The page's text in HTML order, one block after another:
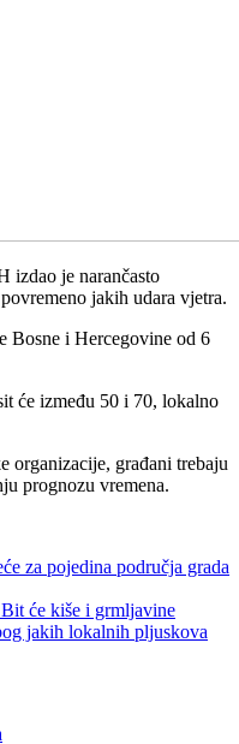
izdao je narančasto
jakih udara vjetra.
Bosne i Hercegovine od 6
će između 50 i 70, lokalno
organizacije, građani trebaju
prognozu vremena.
za pojedina područja grada
će kiše i grmljavine
jakih lokalnih pljuskova